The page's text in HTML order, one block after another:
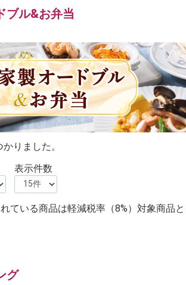
d%E1%BB%A5ng shb
おせち
餃子の皮
ブル&お弁当
りました。
表示件数
ている商品は軽減税率（8%）対象商品と
グ